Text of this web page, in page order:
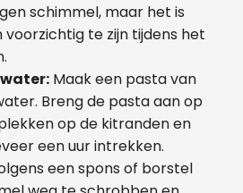
schimmel, maar het is
voorzichtig te zijn tijdens het
Maak een pasta van
Breng de pasta aan op
op de kitranden en
een uur intrekken.
een spons of borstel